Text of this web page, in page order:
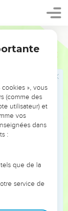
jusqu'à ce
mois,
fondé,
? Même
a
mots :
dis : J'ébranlerai
», vous
(comme des
utilisateur) et
vos
dans
:
que de la
service de